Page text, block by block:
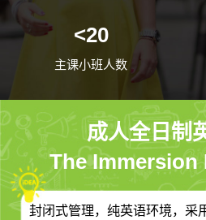
<20
主课小班人数
成人全日制
The Immersion
封闭式管理，纯英语环境，采